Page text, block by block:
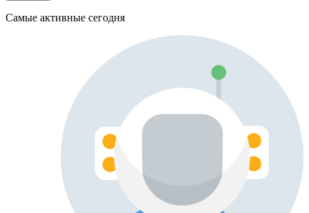
Самые активные сегодня